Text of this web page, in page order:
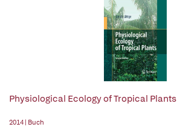
Physiological Ecology of Tropical Plants
2014 | Buch